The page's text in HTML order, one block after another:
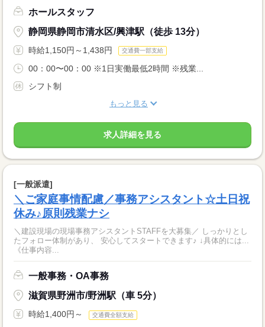
ホールスタッフ
静岡県静岡市清水区/興津駅（徒歩 13分）
時給1,150円～1,438円 交通費一部支給
00：00〜00：00 ※1日実働最低2時間 ※残業...
シフト制
もっと見る
求人詳細を見る
[一般派遣]
＼ご家庭事情配慮／事務アシスタント☆土日祝
休み♪原則残業ナシ
＼建設現場の現場事務アシスタントSTAFFを大募集／ しっかりとし
たフォロー体制があり、 安心してスタートできます♪ ↓具体的には...
《仕事内容...
一般事務・OA事務
滋賀県野洲市/野洲駅（車 5分）
時給1,400円～ 交通費全額支給